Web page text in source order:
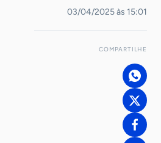
03/04/2025 às 15:01
COMPARTILHE